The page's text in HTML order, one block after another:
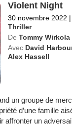
Violent Night
30 novembre 2022 |
Thriller
De Tommy Wirkola
Avec David
Alex Hassell
un groupe de
d’une famille
affronter un